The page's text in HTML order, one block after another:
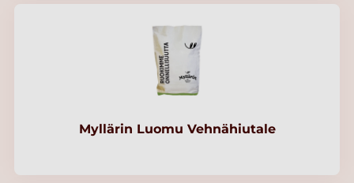
Myllärin Luomu Vehnähiutale